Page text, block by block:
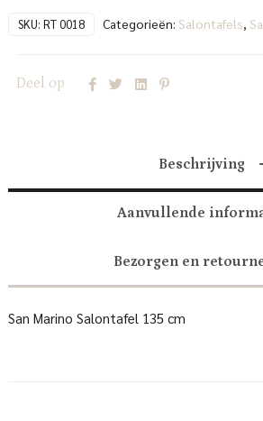
SKU: RT 0018 Categorieën: Salontafels
Deel op
Beschrijving
Aanvullende
Bezorgen en
San Marino Salontafel 135 cm